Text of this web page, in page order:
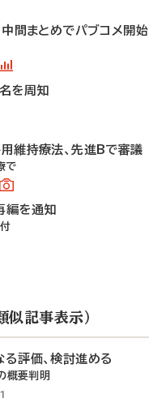
中間まとめでパブコメ開始
を周知
維持療法、先進Bで審議
で
編を通知
似記事表示）
評価、検討進める
概要判明